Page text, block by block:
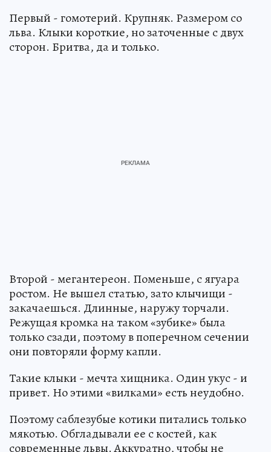
Первый - гомотерий. Крупняк. Размером со
льва. Клыки короткие, но заточенные с двух
сторон. Бритва, да и только.
Второй - мегантереон. Поменьше, с ягуара
ростом. Не вышел статью, зато клычищи -
закачаешься. Длинные, наружу торчали.
Режущая кромка на таком «зубике» была
только сзади, поэтому в поперечном сечении
они повторяли форму капли.
Такие клыки - мечта хищника. Один укус - и
привет. Но этими «вилками» есть неудобно.
Поэтому саблезубые котики питались только
мякотью. Обгладывали ее с костей, как
современные львы. Аккуратно, чтобы не